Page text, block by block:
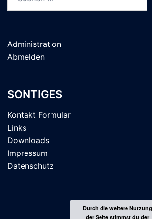
nach:
Administration
Abmelden
SONTIGES
Kontakt Formular
Links
Downloads
Impressum
Datenschutz
Durch die weitere Nutzung
der Seite stimmst du der